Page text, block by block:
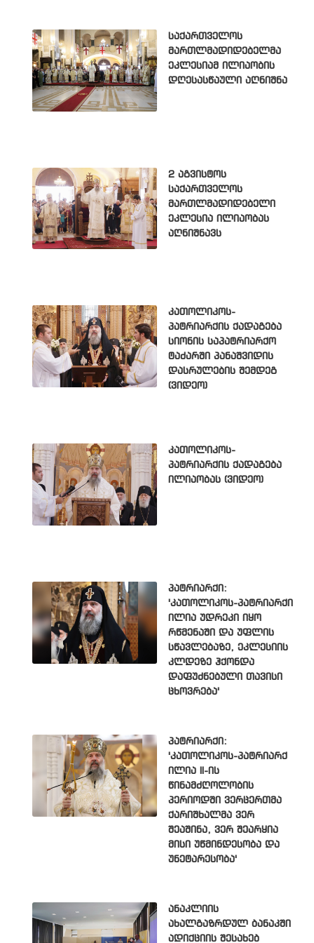
საქართველოს
მართლმადიდებელმა
ეკლესიამ ილიაობის
დღესასწაული აღნიშნა
2 აგვისტოს
საქართველოს
მართლმადიდებელი
ეკლესია ილიაობას
აღნიშნავს
კათოლიკოს-
პატრიარქის ქადაგება
სიონის საპატრიარქო
ტაძარში პანაშვიდის
დასრულების შემდეგ
(ვიდეო)
კათოლიკოს-
პატრიარქის ქადაგება
ილიაობას (ვიდეო)
პატრიარქი:
'კათოლიკოს-პატრიარქი
ილია უდრეკი იყო
რწმენაში და უფლის
სწავლებაზე, ეკლესიის
კლდეზე ჰქონდა
დაფუძნებული თავისი
ცხოვრება'
პატრიარქი:
'კათოლიკოს-პატრიარქ
ილია II-ის
წინამძღოლობის
პერიოდში ვერცერთმა
ქარიშხალმა ვერ
შეაშინა, ვერ შეარყია
მისი უწმინდესობა და
უნეტარესობა'
ანაკლიის
ახალგაზრდულ ბანაკში
ადიქციის შესახებ